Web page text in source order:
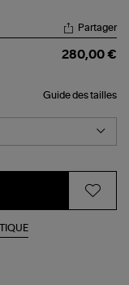
Partager
280,00 €
Guide des tailles